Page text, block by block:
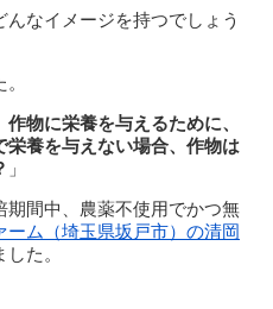
んなイメージを持つでしょう
物に栄養を与えるために、
栄養を与えない場合、作物は
」
期間中、農薬不使用でかつ無
ーム（埼玉県坂戸市）の清岡
た。